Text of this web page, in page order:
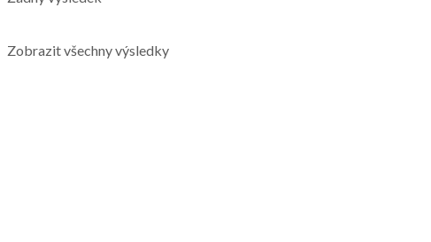
Zobrazit všechny výsledky